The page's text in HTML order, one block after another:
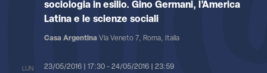
sociologia in esilio. Gino Germani, l’America
Latina e le scienze sociali
Casa Argentina Via Veneto 7, Roma, Italia
LUN 23/05/2016 | 17:30- 24/05/2016 | 23:59